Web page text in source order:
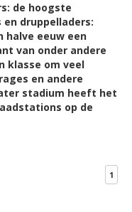
de hoogste
druppelladers:
halve eeuw een
van onder andere
klasse om veel
en andere
stadium heeft het
op de
1